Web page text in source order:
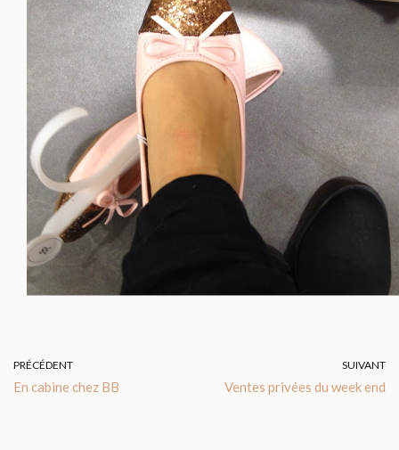
PRÉCÉDENT
En cabine chez BB
SUIVANT
Ventes privées du week end